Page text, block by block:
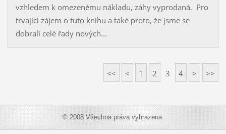
vzhledem k omezenému nákladu, záhy vyprodaná. Pro
trvající zájem o tuto knihu a také proto, že jsme se
dobrali celé řady nových...
<< < 1 2 3 4 > >>
© 2008 Všechna práva vyhrazena.